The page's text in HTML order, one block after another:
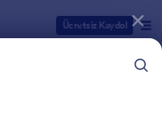
Ücretsiz Kaydol